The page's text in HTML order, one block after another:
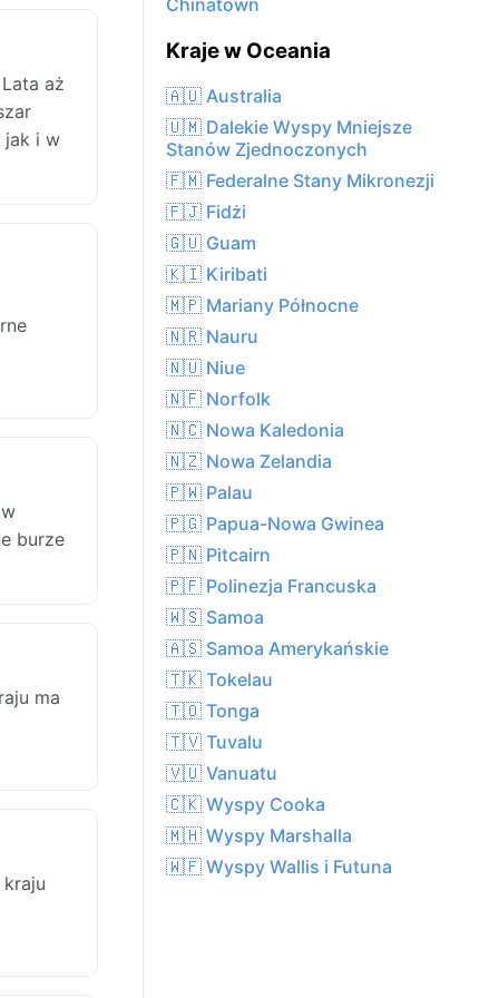
aż
jak i w
burze
ma
Chinatown
Kraje w Oceania
🇦🇺 Australia
🇺🇲 Dalekie Wyspy Mniejsze
Stanów Zjednoczonych
🇫🇲 Federalne Stany Mikronezji
🇫🇯 Fidżi
🇬🇺 Guam
🇰🇮 Kiribati
🇲🇵 Mariany Północne
🇳🇷 Nauru
🇳🇺 Niue
🇳🇫 Norfolk
🇳🇨 Nowa Kaledonia
🇳🇿 Nowa Zelandia
🇵🇼 Palau
🇵🇬 Papua-Nowa Gwinea
🇵🇳 Pitcairn
🇵🇫 Polinezja Francuska
🇼🇸 Samoa
🇦🇸 Samoa Amerykańskie
🇹🇰 Tokelau
🇹🇴 Tonga
🇹🇻 Tuvalu
🇻🇺 Vanuatu
🇨🇰 Wyspy Cooka
🇲🇭 Wyspy Marshalla
🇼🇫 Wyspy Wallis i Futuna